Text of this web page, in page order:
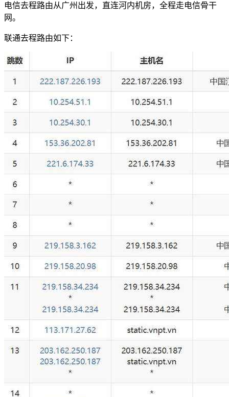
电信去程路由从广州出发，直连河内机房，全程走电信骨干
网。
联通去程路由如下：